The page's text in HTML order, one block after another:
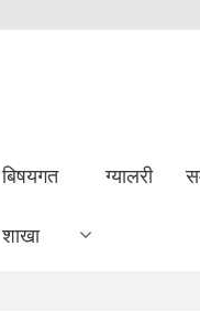
बिषयगत
शाखा
ग्यालरी